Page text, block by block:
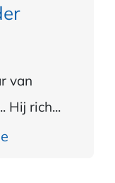
van
Hij rich...